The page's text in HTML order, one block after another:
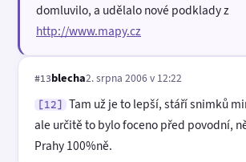
domluvilo, a udělalo nové podklady z
http://www.mapy.cz
#13blecha2. srpna 2006 v 12:22
[12]
Tam už je to lepší, stáří snimků
ale určitě to bylo foceno před povodní,
Prahy 100%ně.